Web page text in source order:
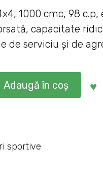
1000 cmc, 98 c.p,
capacitate
de serviciu și de
Adaugă în coș
sportive